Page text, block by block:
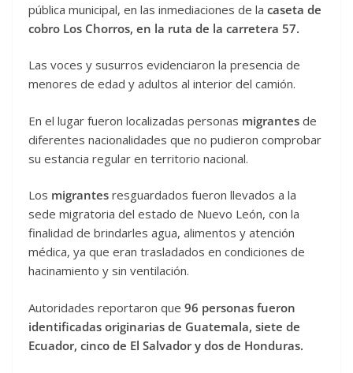
pública municipal, en las inmediaciones de la caseta de
cobro Los Chorros, en la ruta de la carretera 57.
Las voces y susurros evidenciaron la presencia de
menores de edad y adultos al interior del camión.
En el lugar fueron localizadas personas migrantes de
diferentes nacionalidades que no pudieron comprobar
su estancia regular en territorio nacional.
Los migrantes resguardados fueron llevados a la
sede migratoria del estado de Nuevo León, con la
finalidad de brindarles agua, alimentos y atención
médica, ya que eran trasladados en condiciones de
hacinamiento y sin ventilación.
Autoridades reportaron que 96 personas fueron
identificadas originarias de Guatemala, siete de
Ecuador, cinco de El Salvador y dos de Honduras.